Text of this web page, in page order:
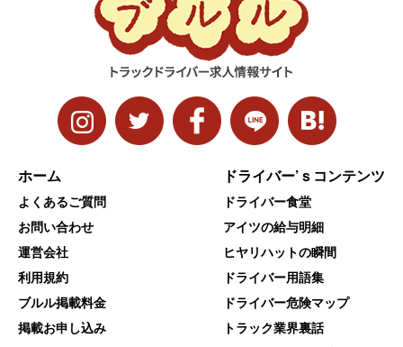
ホーム
よくあるご質問
お問い合わせ
運営会社
利用規約
ブルル掲載料金
掲載お申し込み
ドライバー’ｓコンテンツ
ドライバー食堂
アイツの給与明細
ヒヤリハットの瞬間
ドライバー用語集
ドライバー危険マップ
トラック業界裏話